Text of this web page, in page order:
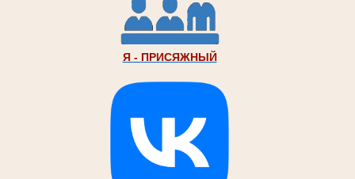
Я - ПРИСЯЖНЫЙ